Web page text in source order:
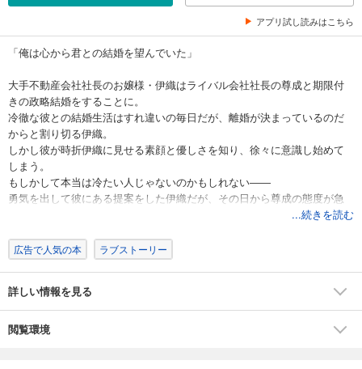
アプリ試し読みはこちら
「俺は心から君との結婚を望んでいた」
大手不動産会社社長のお嬢様・伊織はライバル会社社長の尊成と期限付
きの政略結婚をすることに。
冷徹な彼との結婚生活はすれ違いの毎日だが、離婚が決まっているのだ
からと割り切る伊織。
しかし彼が時折伊織に見せる素顔と優しさを知り、徐々に意識し始めて
しまう。
もしかして本当は冷たい人じゃないのかもしれない――
勇気を出して彼にある提案をした伊織だが、その日から尊成の態度が急
...続きを読む
広告で人気の本 ラブストーリー
詳しい情報を見る
閲覧環境